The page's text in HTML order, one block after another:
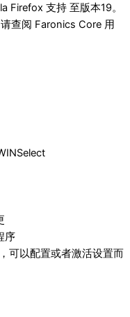
Firefox 支持 至版本19。
查阅 Faronics Core 用
序
可以配置或者激活设置而